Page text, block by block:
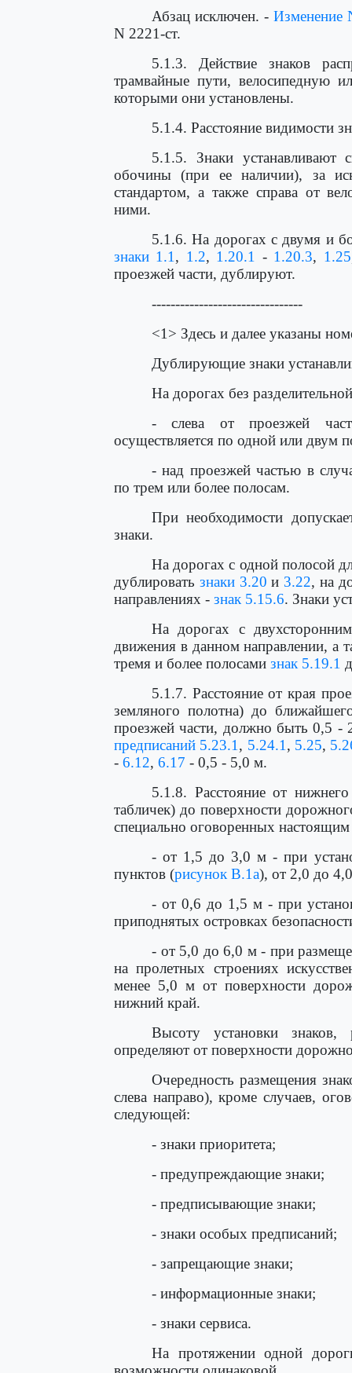
Абзац исключен. - Изменение
N 2221-ст.
5.1.3. Действие знаков
трамвайные пути, велосипедную
которыми они установлены.
5.1.4. Расстояние видимости
5.1.5. Знаки
обочины (при ее наличии), за
стандартом, а также справа от
ними.
5.1.6. На дорогах с двумя и
знаки 1.1 , 1.2, 1.20.1 - 1.20.3, 1.25
проезжей части, дублируют.
--------------------------------
<1> Здесь и далее указаны
Дублирующие знаки
На дорогах без
- слева от проезжей
осуществляется по одной или двум
- над проезжей частью в
по трем или более полосам.
При необходимости
знаки.
На дорогах с одной полосой
дублировать знаки 3.20 и 3.22, на
направлениях - знак 5.15.6. Знаки
На дорогах с
движения в данном направлении, а
тремя и более полосами знак 5.19.1
5.1.7. Расстояние от края
земляного полотна) до
проезжей части, должно быть 0,5 -
предписаний 5.23.1 , 5.24.1 , 5.25,
- 6.12, 6.17 - 0,5 - 5,0 м.
5.1.8. Расстояние от
табличек) до поверхности
специально оговоренных
- от 1,5 до 3,0 м - при
пунктов (рисунок В.1а), от 2,0 до
- от 0,6 до 1,5 м - при
приподнятых островках
- от 5,0 до 6,0 м - при
на пролетных строениях
менее 5,0 м от поверхности
нижний край.
Высоту установки
определяют от поверхности
Очередность размещения
слева направо), кроме случаев,
следующей:
- знаки приоритета;
- предупреждающие знаки;
- предписывающие знаки;
- знаки особых предписаний;
- запрещающие знаки;
- информационные знаки;
- знаки сервиса.
На протяжении одной